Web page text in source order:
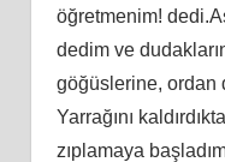
öğretmenim!
dedim ve
göğüslerine, ordan
Yarrağını
zıplamaya